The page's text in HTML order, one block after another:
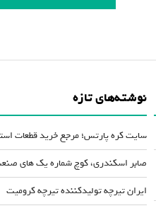
نوشته‌های تازه
سایت کره پارتس؛ مرجع خرید قطعات
صابر اسکندری، کوچ شماره یک های
ایران تیرچه تولیدکننده تیرچه کرومیت